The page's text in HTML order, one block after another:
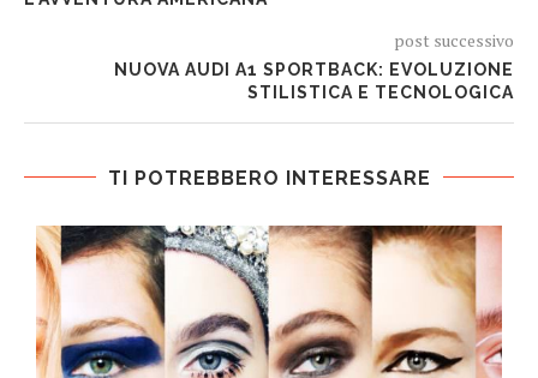
post successivo
NUOVA AUDI A1 SPORTBACK: EVOLUZIONE
STILISTICA E TECNOLOGICA
TI POTREBBERO INTERESSARE